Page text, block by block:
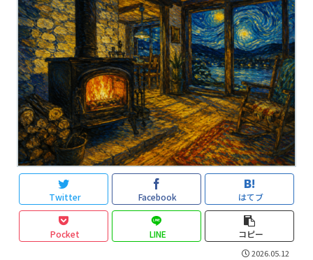
Twitter Facebook はてブ
Pocket LINE コピー
2026.05.12